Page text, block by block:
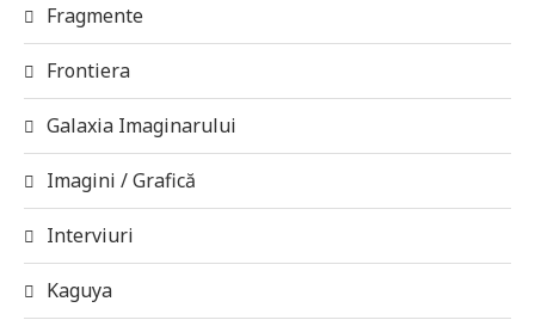
Fragmente
Frontiera
Galaxia Imaginarului
Imagini / Grafică
Interviuri
Kaguya